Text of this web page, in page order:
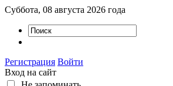
Суббота, 08 августа 2026 года
Регистрация Войти
Вход на сайт